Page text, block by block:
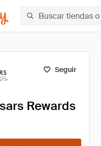
Seguir
Rewards